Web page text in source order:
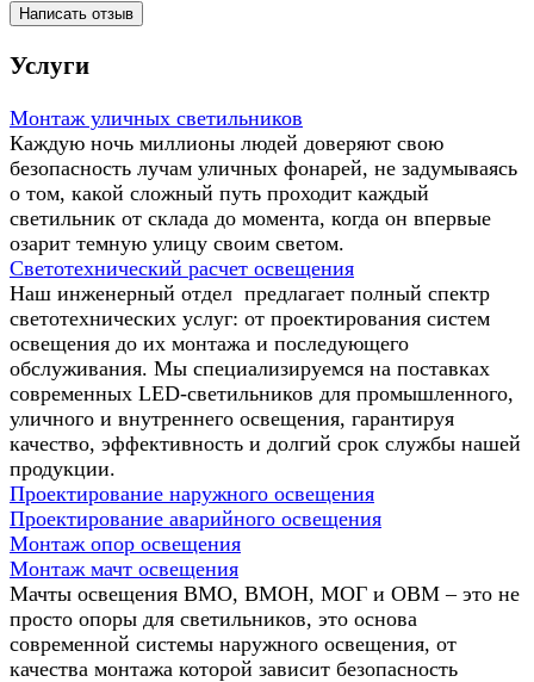
Написать отзыв
Услуги
Монтаж уличных светильников
Каждую ночь миллионы людей доверяют свою
безопасность лучам уличных фонарей, не задумываясь
о том, какой сложный путь проходит каждый
светильник от склада до момента, когда он впервые
озарит темную улицу своим светом.
Светотехнический расчет освещения
Наш инженерный отдел предлагает полный спектр
светотехнических услуг: от проектирования систем
освещения до их монтажа и последующего
обслуживания. Мы специализируемся на поставках
современных LED-светильников для промышленного,
уличного и внутреннего освещения, гарантируя
качество, эффективность и долгий срок службы нашей
продукции.
Проектирование наружного освещения
Проектирование аварийного освещения
Монтаж опор освещения
Монтаж мачт освещения
Мачты освещения ВМО, ВМОН, МОГ и ОВМ – это не
просто опоры для светильников, это основа
современной системы наружного освещения, от
качества монтажа которой зависит безопасность